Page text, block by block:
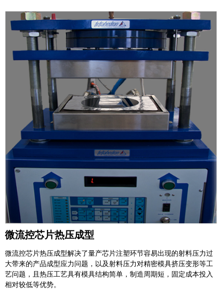
微流控芯片热压成型
微流控芯片热压成型解决了量产芯片注塑环节容易出现的射料压力过
大带来的产品成型应力问题，以及射料压力对精密模具挤压变形等工
艺问题，且热压工艺具有模具结构简单，制造周期短，固定成本投入
相对较低等优势。